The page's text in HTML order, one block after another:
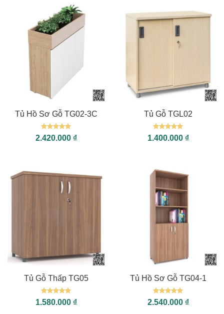
Tủ Hồ Sơ Gỗ TG02-3C
Được xếp
hạng55
2.420.000 ₫
Tủ Gỗ TGL02
Được xếp
hạng55
1.400.000 ₫
Tủ Gỗ Thấp TG05
Được xếp
hạng55
1.580.000 ₫
Tủ Hồ Sơ Gỗ TG04-1
Được xếp
hạng55
2.540.000 ₫